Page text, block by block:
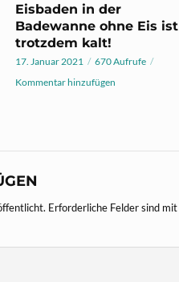
Eisbaden in der
Badewanne ohne Eis ist
trotzdem kalt!
17. Januar 2021
670 Aufrufe
Kommentar hinzufügen
Erforderliche Felder sind mit